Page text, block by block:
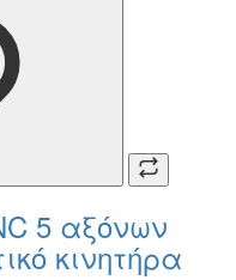
5 αξόνων
κινητήρα